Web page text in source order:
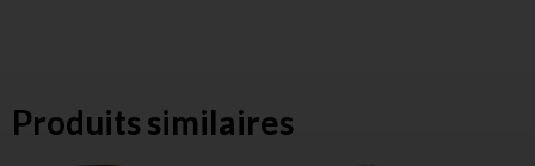
Produits similaires